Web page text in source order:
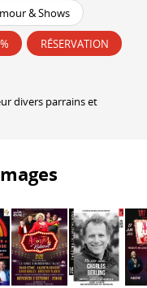
& Shows
RÉSERVATION
divers parrains et